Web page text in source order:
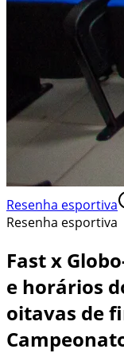
Resenha esportiva
Resenha esportiva
Fast x
e horários
oitavas de